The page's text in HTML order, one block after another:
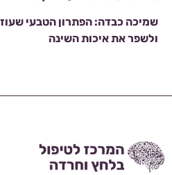
שמיכה כבדה: הפתרון הטבעי
ולשפר את איכות השינה